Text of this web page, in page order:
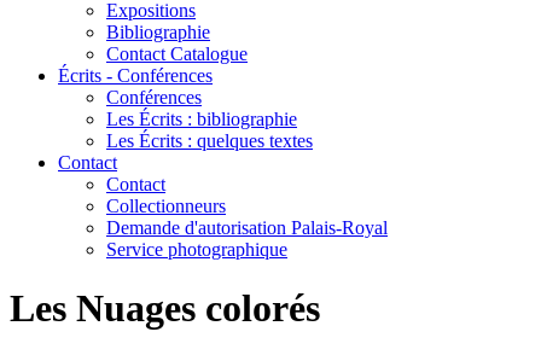
Expositions
Bibliographie
Contact Catalogue
Écrits - Conférences
Conférences
Les Écrits : bibliographie
Les Écrits : quelques textes
Contact
Contact
Collectionneurs
Demande d'autorisation Palais-Royal
Service photographique
Les Nuages colorés